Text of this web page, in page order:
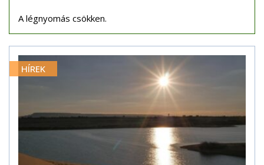
A légnyomás csökken.
HÍREK